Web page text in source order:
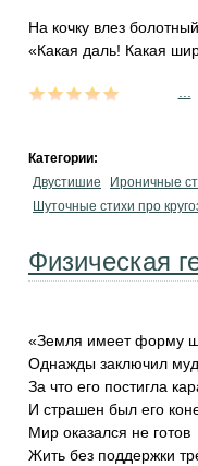
На кочку влез
«Какая даль! Какая
Категории:
Двустишие
Ироничные
Шуточные стихи про
Физическая
«Земля имеет форму
Однажды заключил
За что его постигла
И страшен был его
Мир оказался не готов
Жить без поддержки